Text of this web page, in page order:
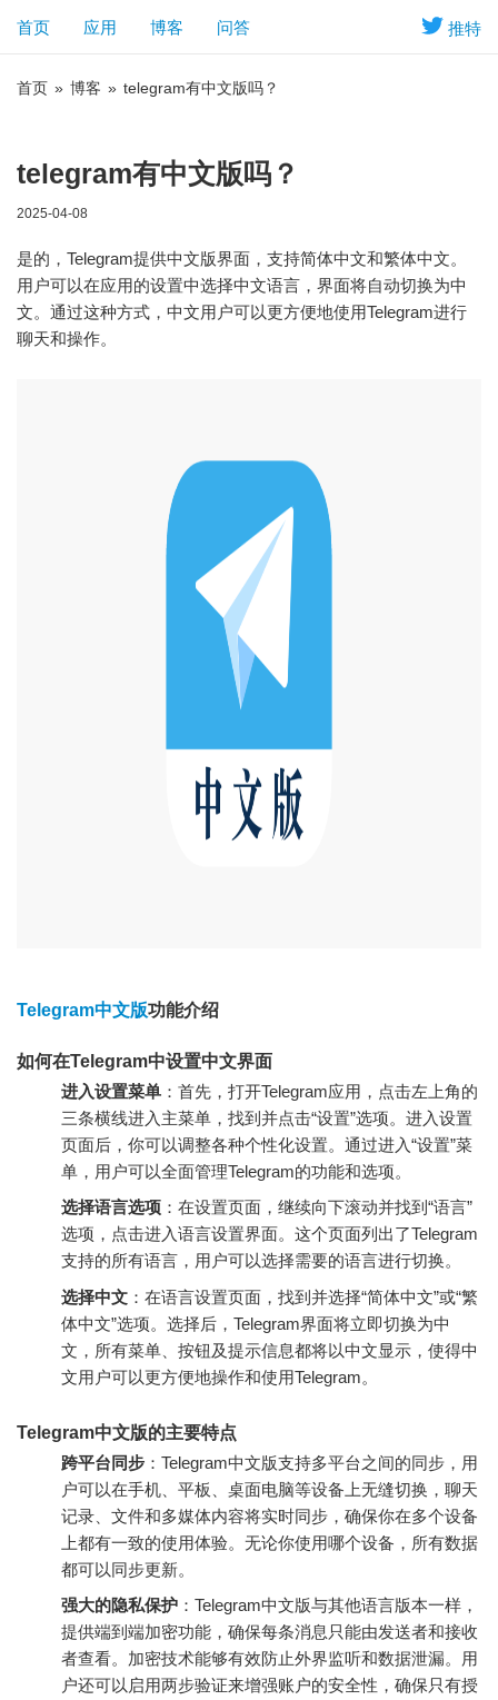
推特
首页 应用 博客 问答
首页 » 博客 » telegram有中文版吗？
telegram有中文版吗？
2025-04-08
是的，Telegram提供中文版界面，支持简体中文和繁体中文。
用户可以在应用的设置中选择中文语言，界面将自动切换为中
文。通过这种方式，中文用户可以更方便地使用Telegram进行
聊天和操作。
Telegram中文版功能介绍
如何在Telegram中设置中文界面
进入设置菜单 ：首先，打开Telegram应用，点击左上角的
三条横线进入主菜单，找到并点击“设置”选项。进入设置
页面后，你可以调整各种个性化设置。通过进入“设置”菜
单，用户可以全面管理Telegram的功能和选项。
选择语言选项 ：在设置页面，继续向下滚动并找到“语言”
选项，点击进入语言设置界面。这个页面列出了Telegram
支持的所有语言，用户可以选择需要的语言进行切换。
选择中文 ：在语言设置页面，找到并选择“简体中文”或“繁
体中文”选项。选择后，Telegram界面将立即切换为中
文，所有菜单、按钮及提示信息都将以中文显示，使得中
文用户可以更方便地操作和使用Telegram。
Telegram中文版的主要特点
跨平台同步 ：Telegram中文版支持多平台之间的同步，用
户可以在手机、平板、桌面电脑等设备上无缝切换，聊天
记录、文件和多媒体内容将实时同步，确保你在多个设备
上都有一致的使用体验。无论你使用哪个设备，所有数据
都可以同步更新。
强大的隐私保护 ：Telegram中文版与其他语言版本一样，
提供端到端加密功能，确保每条消息只能由发送者和接收
者查看。加密技术能够有效防止外界监听和数据泄漏。用
户还可以启用两步验证来增强账户的安全性，确保只有授